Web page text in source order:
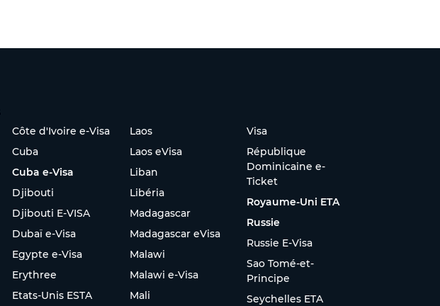
Côte d'Ivoire e-Visa
Cuba
Cuba e-Visa
Djibouti
Djibouti E-VISA
Dubaï e-Visa
Egypte e-Visa
Erythree
Etats-Unis ESTA
Laos
Laos eVisa
Liban
Libéria
Madagascar
Madagascar eVisa
Malawi
Malawi e-Visa
Mali
Visa
République
Dominicaine e-
Ticket
Royaume-Uni ETA
Russie
Russie E-Visa
Sao Tomé-et-
Principe
Seychelles ETA